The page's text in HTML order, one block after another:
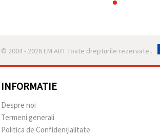
© 2004 - 2026 EM ART Toate drepturile rezervate..
INFORMATIE
Despre noi
Termeni generali
Politica de Confidențialitate